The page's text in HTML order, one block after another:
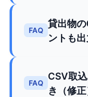
FAQ
貸出物
ントも
FAQ
CSV取
き（修